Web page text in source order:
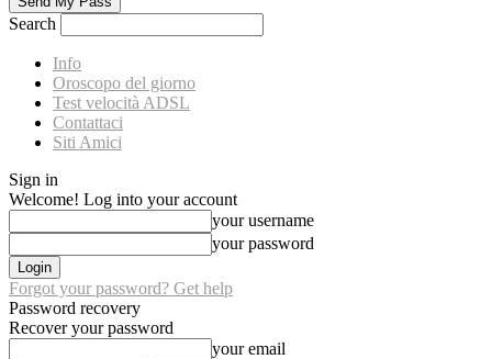
Search
Info
Oroscopo del giorno
Test velocità ADSL
Contattaci
Siti Amici
Sign in
Welcome! Log into your account
your username
your password
Forgot your password? Get help
Password recovery
Recover your password
your email